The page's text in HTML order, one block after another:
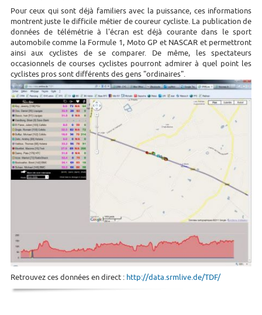
Pour ceux qui sont déjà familiers avec la puissance, ces informations
montrent juste le difficile métier de coureur cycliste. La publication de
données de télémétrie à l'écran est déjà courante dans le sport
automobile comme la Formule 1, Moto GP et NASCAR et permettront
ainsi aux cyclistes de se comparer. De même, les spectateurs
occasionnels de courses cyclistes pourront admirer à quel point les
cyclistes pros sont différents des gens "ordinaires".
Retrouvez ces données en direct : http://data.srmlive.de/TDF/